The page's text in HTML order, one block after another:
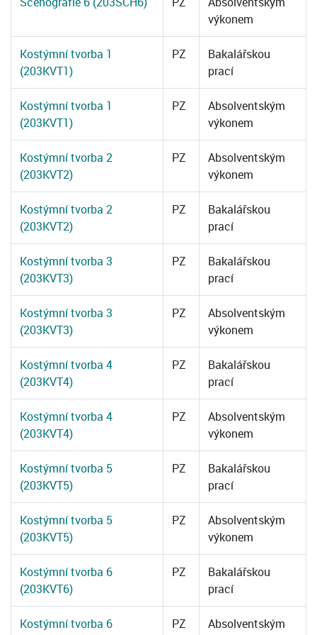
výkonem
Kostýmní tvorba 1
(203KVT1)
PZ
Bakalářskou
prací
Kostýmní tvorba 1
(203KVT1)
PZ
Absolventským
výkonem
Kostýmní tvorba 2
(203KVT2)
PZ
Absolventským
výkonem
Kostýmní tvorba 2
(203KVT2)
PZ
Bakalářskou
prací
Kostýmní tvorba 3
(203KVT3)
PZ
Bakalářskou
prací
Kostýmní tvorba 3
(203KVT3)
PZ
Absolventským
výkonem
Kostýmní tvorba 4
(203KVT4)
PZ
Bakalářskou
prací
Kostýmní tvorba 4
(203KVT4)
PZ
Absolventským
výkonem
Kostýmní tvorba 5
(203KVT5)
PZ
Bakalářskou
prací
Kostýmní tvorba 5
(203KVT5)
PZ
Absolventským
výkonem
Kostýmní tvorba 6
(203KVT6)
PZ
Bakalářskou
prací
Kostýmní tvorba 6
PZ
Absolventským